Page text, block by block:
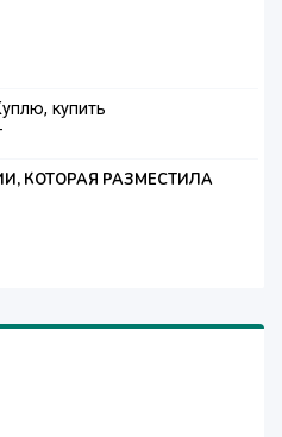
купить
КОТОРАЯ РАЗМЕСТИЛА